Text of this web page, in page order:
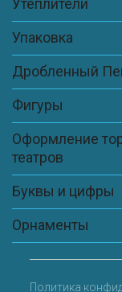
Утеплители
Упаковка
Дробленный
Фигуры
Оформление
театров
Буквы и цифры
Орнаменты
Политика